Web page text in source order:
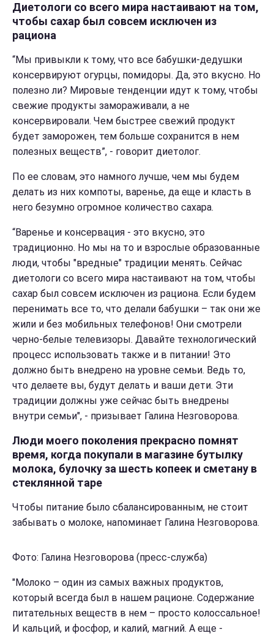
Диетологи со всего мира настаивают на том,
чтобы сахар был совсем исключен из
рациона
“Мы привыкли к тому, что все бабушки-дедушки
консервируют огурцы, помидоры. Да, это вкусно. Но
полезно ли? Мировые тенденции идут к тому, чтобы
свежие продукты замораживали, а не
консервировали. Чем быстрее свежий продукт
будет заморожен, тем больше сохранится в нем
полезных веществ”, - говорит диетолог.
По ее словам, это намного лучше, чем мы будем
делать из них компоты, варенье, да еще и класть в
него безумно огромное количество сахара.
“Варенье и консервация - это вкусно, это
традиционно. Но мы на то и взрослые образованные
люди, чтобы "вредные" традиции менять. Сейчас
диетологи со всего мира настаивают на том, чтобы
сахар был совсем исключен из рациона. Если будем
перенимать все то, что делали бабушки – так они же
жили и без мобильных телефонов! Они смотрели
черно-белые телевизоры. Давайте технологический
процесс использовать также и в питании! Это
должно быть внедрено на уровне семьи. Ведь то,
что делаете вы, будут делать и ваши дети. Эти
традиции должны уже сейчас быть внедрены
внутри семьи", - призывает Галина Незговорова.
Люди моего поколения прекрасно помнят
время, когда покупали в магазине бутылку
молока, булочку за шесть копеек и сметану в
стеклянной таре
Чтобы питание было сбалансированным, не стоит
забывать о молоке, напоминает Галина Незговорова.
Фото: Галина Незговорова (пресс-служба)
"Молоко – один из самых важных продуктов,
который всегда был в нашем рационе. Содержание
питательных веществ в нем – просто колоссальное!
И кальций, и фосфор, и калий, магний. А еще -